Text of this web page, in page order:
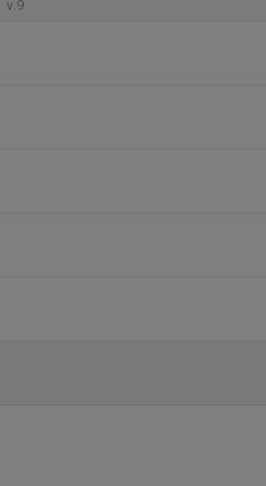
v.9